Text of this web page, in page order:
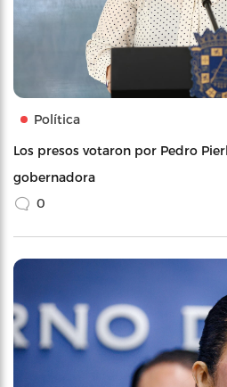
Política
Los presos votaron por Pedro
gobernadora
0